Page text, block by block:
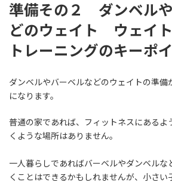
準備その２ ダンベル
どのウェイト ウェイ
トレーニングのキーポ
ダンベルやバーベルなどのウェイトの準備
になります。
普通の家であれば、フィットネスにあるよ
くような場所はありません。
一人暮らしであればバーベルやダンベルな
くことはできるかもしれませんが、小さい